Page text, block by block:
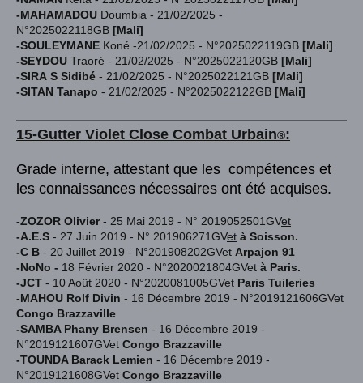
-MAHAMADOU Doumbia - 21/02/2025 -
N°2025022118GB [Mali]
-SOULEYMANE Koné -21/02/2025 - N°2025022119GB [Mali]
-SEYDOU Traoré - 21/02/2025 - N°2025022120GB [Mali]
-SIRA S Sidibé - 21/02/2025 - N°2025022121GB [Mali]
-SITAN Tanapo - 21/02/2025 - N°2025022122GB [Mali]
15-Gutter Violet Close Combat Urbain®:
Grade interne, attestant que les compétences et
les connaissances nécessaires ont été acquises.
-ZOZOR Olivier- 25 Mai 2019 - N° 2019052501GVet
-A.E.S - 27 Juin 2019 - N° 201906271GVet à Soisson.
-C B - 20 Juillet 2019 - N°201908202GVet Arpajon 91
-NoNo - 18 Février 2020 - N°2020021804GVet à Paris.
-JCT - 10 Août 2020 - N°2020081005GVet Paris Tuileries
-MAHOU Rolf Divin - 16 Décembre 2019 - N°2019121606GVet
Congo Brazzaville
-SAMBA Phany Brensen - 16 Décembre 2019 -
N°2019121607GVet Congo Brazzaville
-TOUNDA Barack Lemien - 16 Décembre 2019 -
N°2019121608GVet Congo Brazzaville